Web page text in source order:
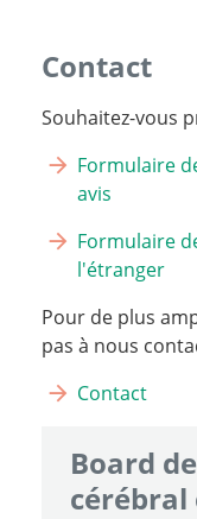
Contact
Souhaitez-vous
Formulaire
avis
Formulaire
l'étranger
Pour de plus
pas à nous
Contact
Board
cérébral